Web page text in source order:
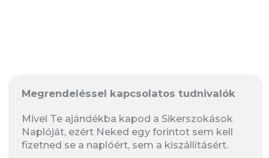
Megrendeléssel kapcsolatos tudnivalók
Mivel Te ajándékba kapod a Sikerszokások
Naplóját, ezért Neked egy forintot sem kell
fizetned se a naplóért, sem a kiszállításért.